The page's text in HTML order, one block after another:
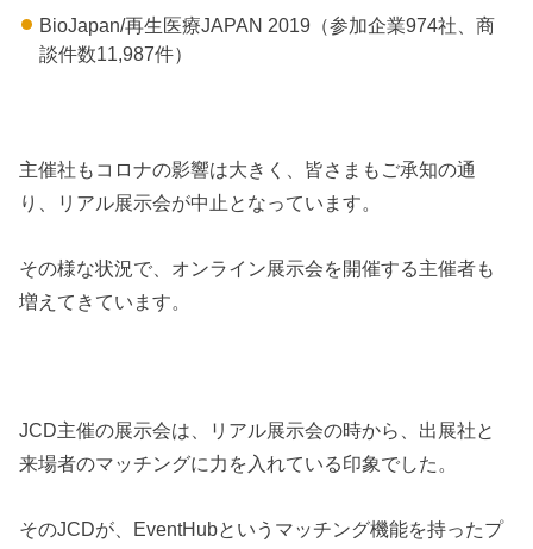
BioJapan/再生医療JAPAN 2019（参加企業974社、商
談件数11,987件）
主催社もコロナの影響は大きく、皆さまもご承知の通
り、リアル展示会が中止となっています。
その様な状況で、オンライン展示会を開催する主催者も
増えてきています。
JCD主催の展示会は、リアル展示会の時から、出展社と
来場者のマッチングに力を入れている印象でした。
そのJCDが、EventHubというマッチング機能を持ったプ